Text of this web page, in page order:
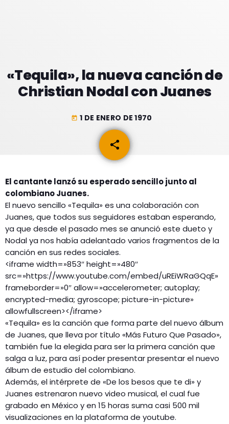
«Tequila», la nueva canción de
Christian Nodal con Juanes
today 1 DE ENERO DE 1970
share
email
El cantante lanzó su esperado sencillo junto al
colombiano Juanes.
El nuevo sencillo «Tequila» es una colaboración con
Juanes, que todos sus seguidores estaban esperando,
ya que desde el pasado mes se anunció este dueto y
Nodal ya nos había adelantado varios fragmentos de la
canción en sus redes sociales.
<iframe width=»853″ height=»480″
src=»https://www.youtube.com/embed/uREiWRaGQqE»
frameborder=»0″ allow=»accelerometer; autoplay;
encrypted-media; gyroscope; picture-in-picture»
allowfullscreen></iframe>
«Tequila» es la canción que forma parte del nuevo álbum
de Juanes, que lleva por título «Más Futuro Que Pasado»,
también fue la elegida para ser la primera canción que
salga a luz, para así poder presentar presentar el nuevo
álbum de estudio del colombiano.
Además, el intérprete de «De los besos que te di» y
Juanes estrenaron nuevo video musical, el cual fue
grabado en México y en 15 horas suma casi 500 mil
visualizaciones en la plataforma de youtube.